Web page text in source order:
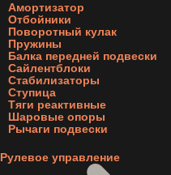
Амортизатор
Отбойники
Поворотный кулак
Пружины
Балка передней подвески
Сайлентблоки
Стабилизаторы
Ступица
Тяги реактивные
Шаровые опоры
Рычаги подвески
Рулевое управление